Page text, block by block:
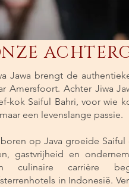
Jawa brengt de
Amersfoort. Achter Jiwa
kok Saiful Bahri, voor wie
een levenslange passie.
op Java groeide
gastvrijheid en
culinaire carrière
in Indonesië.